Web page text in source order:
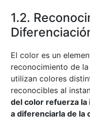
1.2.
El color es un
reconocimiento de
utilizan colores
reconocibles al
del color refuerza la
a diferenciarla de la